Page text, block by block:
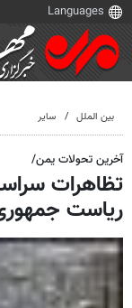
بین الملل سایر
آخرین تحولات یمن/
تظاهرات
ریاست